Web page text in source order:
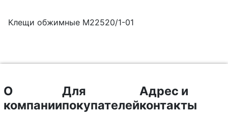
Клещи обжимные М22520/1-01
О
компании
Для
покупателей
Адрес и
контакты